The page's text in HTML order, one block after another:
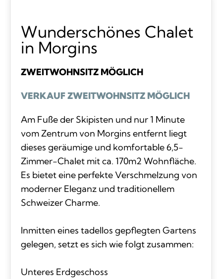
Wunderschönes Chalet
in Morgins
ZWEITWOHNSITZ MÖGLICH
VERKAUF ZWEITWOHNSITZ MÖGLICH
Am Fuße der Skipisten und nur 1 Minute
vom Zentrum von Morgins entfernt liegt
dieses geräumige und komfortable 6,5-
Zimmer-Chalet mit ca. 170m2 Wohnfläche.
Es bietet eine perfekte Verschmelzung von
moderner Eleganz und traditionellem
Schweizer Charme.
Inmitten eines tadellos gepflegten Gartens
gelegen, setzt es sich wie folgt zusammen:
Unteres Erdgeschoss